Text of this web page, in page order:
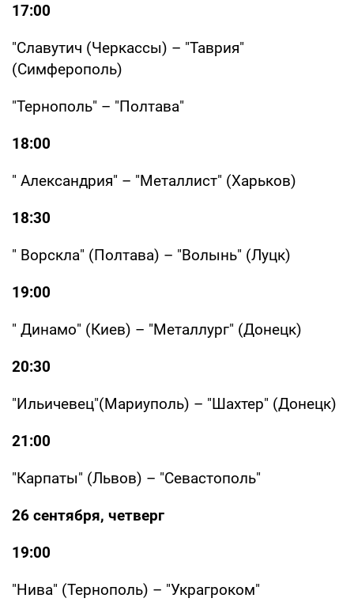
17:00
"Славутич (Черкассы) – "Таврия"
(Симферополь)
"Тернополь" – "Полтава"
18:00
" Александрия" – "Металлист" (Харьков)
18:30
" Ворскла" (Полтава) – "Волынь" (Луцк)
19:00
" Динамо" (Киев) – "Металлург" (Донецк)
20:30
"Ильичевец"(Мариуполь) – "Шахтер" (Донецк)
21:00
"Карпаты" (Львов) – "Севастополь"
26 сентября, четверг
19:00
"Нива" (Тернополь) – "Украгроком"